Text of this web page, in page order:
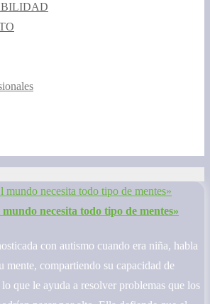
necesita todo tipo de mentes»
con autismo cuando era niña, habla
mente, compartiendo su capacidad de
que le ayuda a resolver problemas que los